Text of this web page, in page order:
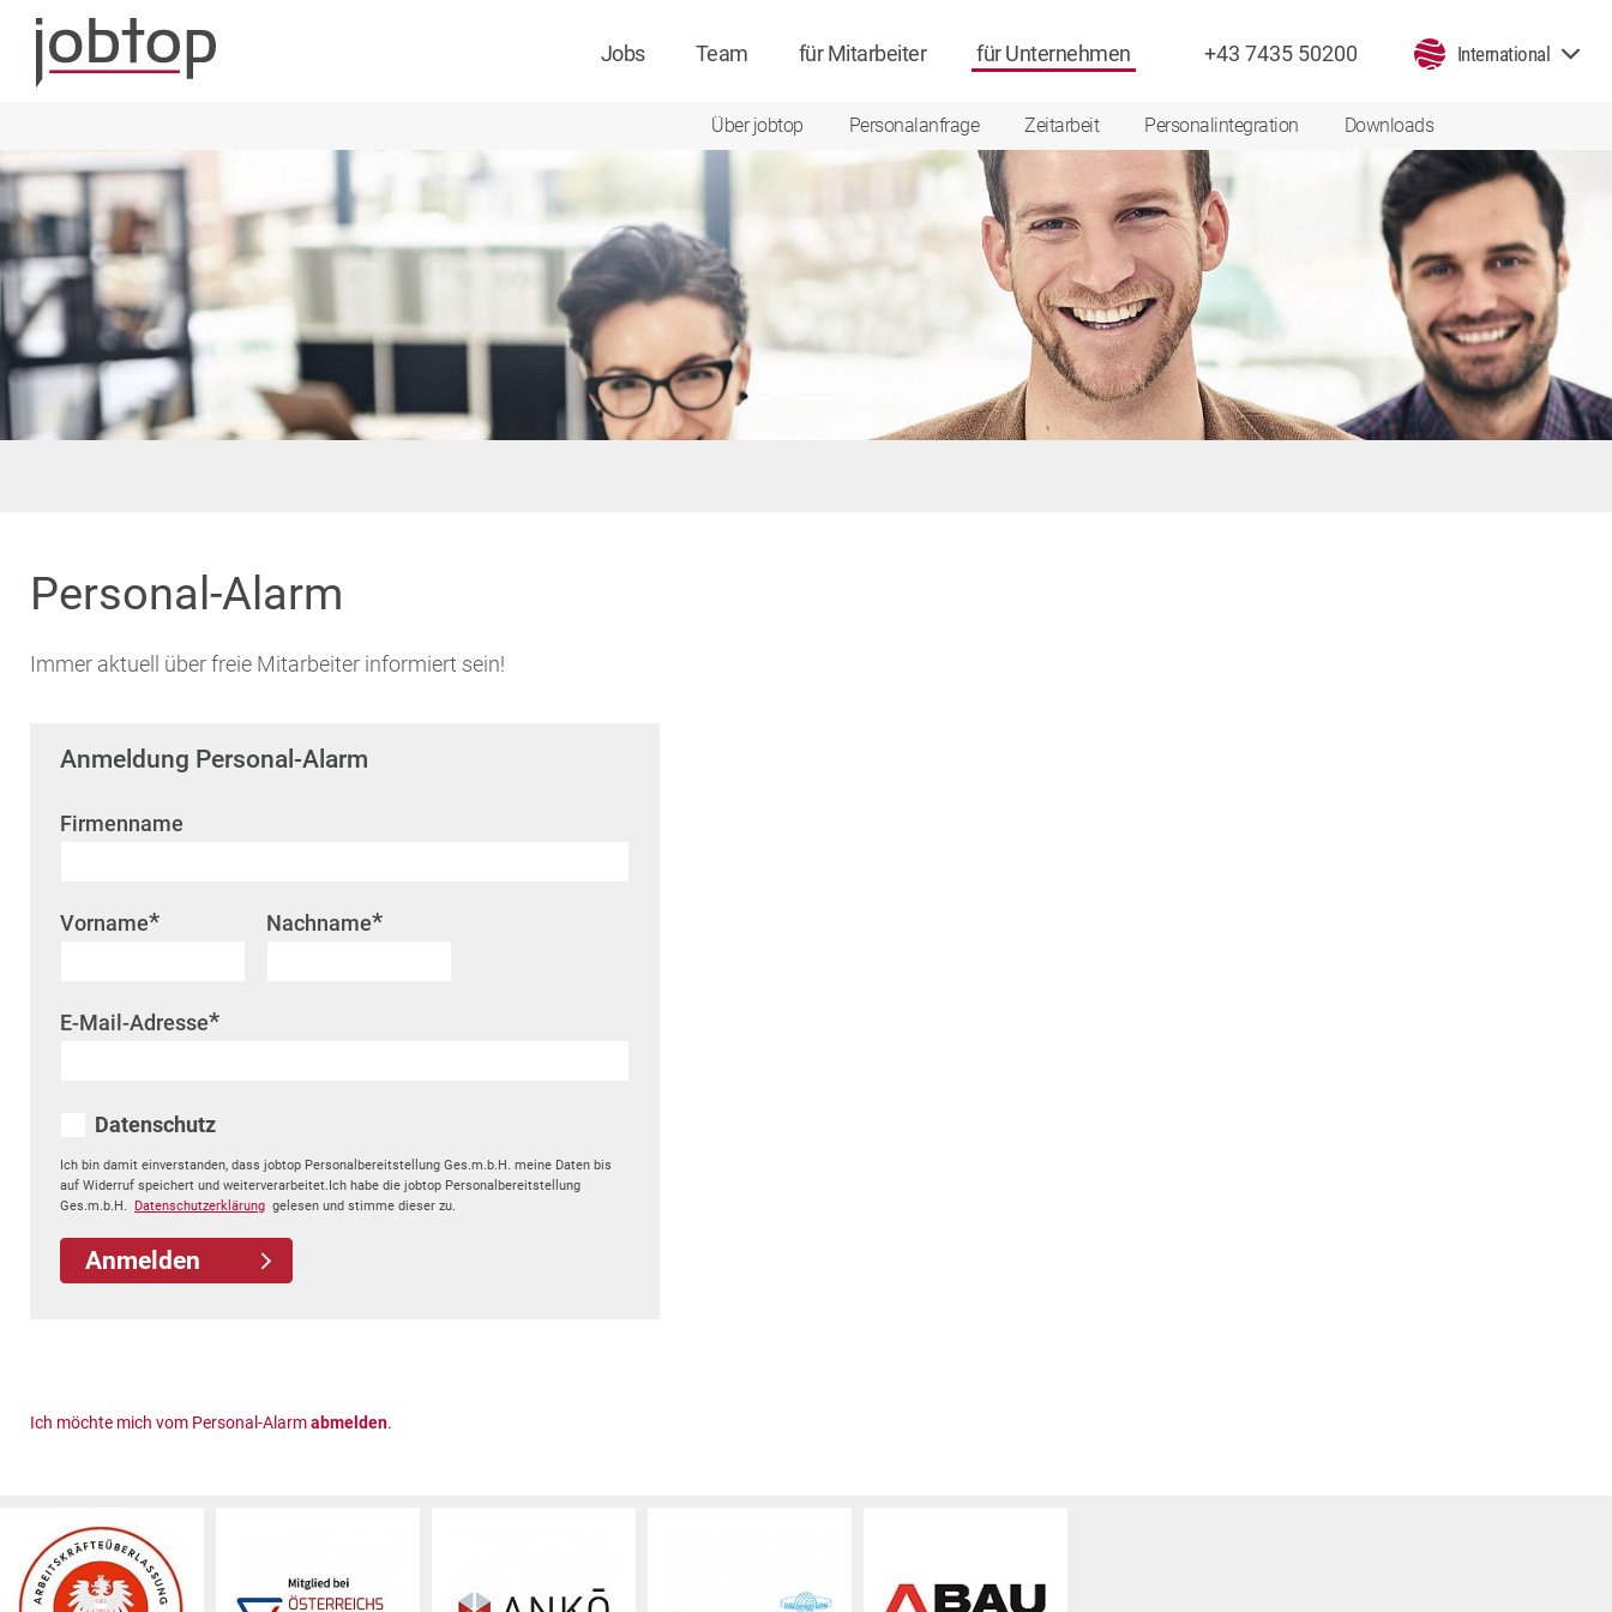
International
+43 7435 50200
Jobs Team für Mitarbeiter für Unternehmen
Über jobtop Personalanfrage Zeitarbeit Personalintegration Downloads
Personal-Alarm
Immer aktuell über freie Mitarbeiter informiert sein!
Anmeldung Personal-Alarm
Firmenname
Vorname* Nachname*
E-Mail-Adresse*
Datenschutz
Ich bin damit einverstanden, dass jobtop Personalbereitstellung Ges.m.b.H. meine Daten bis
auf Widerruf speichert und weiterverarbeitet.Ich habe die jobtop Personalbereitstellung
Ges.m.b.H. Datenschutzerklärung gelesen und stimme dieser zu.
Anmelden
Datenschutz
jobtopverwendet Ihre Daten mit dem Anspruch, Ihnen ein bestmögliches Service zu bieten. Dabei gehen wir verantwortungsvoll mit Ihren Daten um.
Wir verwenden Ihre Daten im Einzelnen für
Ich möchte mich vom Personal-Alarmabmelden.
E-Mail-Adresse